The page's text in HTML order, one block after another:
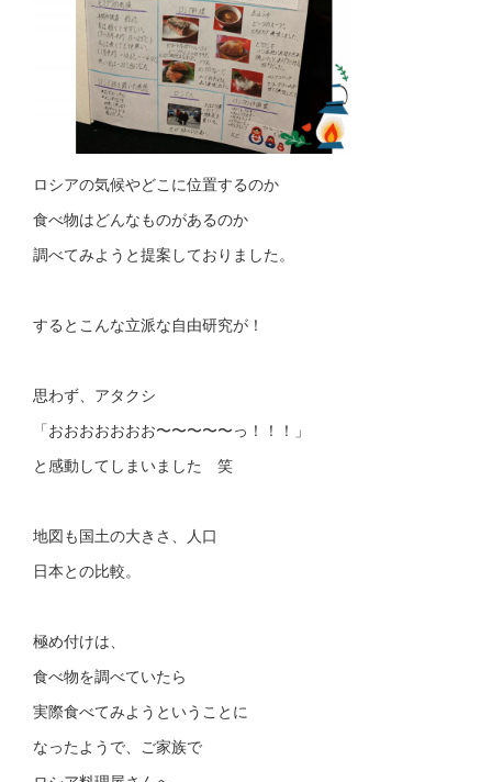
ロシアの気候やどこに位置するのか
食べ物はどんなものがあるのか
調べてみようと提案しておりました。
するとこんな立派な自由研究が！
思わず、アタクシ
「おおおおおおお〜〜〜〜〜っ！！！」
と感動してしまいました 笑
地図も国土の大きさ、人口
日本との比較。
極め付けは、
食べ物を調べていたら
実際食べてみようということに
なったようで、ご家族で